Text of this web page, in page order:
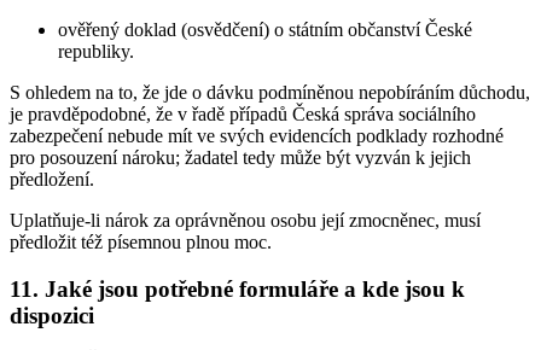
ověřený doklad (osvědčení) o státním občanství České
republiky.
S ohledem na to, že jde o dávku podmíněnou nepobíráním důchodu,
je pravděpodobné, že v řadě případů Česká správa sociálního
zabezpečení nebude mít ve svých evidencích podklady rozhodné
pro posouzení nároku; žadatel tedy může být vyzván k jejich
předložení.
Uplatňuje-li nárok za oprávněnou osobu její zmocněnec, musí
předložit též písemnou plnou moc.
11. Jaké jsou potřebné formuláře a kde jsou k
dispozici